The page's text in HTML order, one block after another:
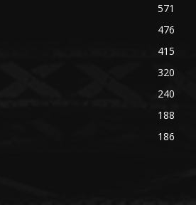
571
476
415
320
240
188
186